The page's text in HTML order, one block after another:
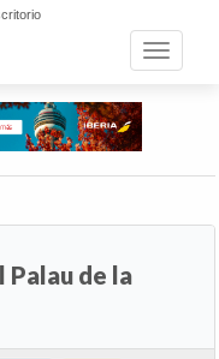
Toggle
Palau de la